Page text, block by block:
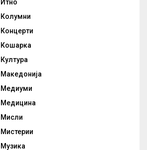
Итно
Колумни
Концерти
Кошарка
Култура
Македонија
Медиуми
Медицина
Мисли
Мистерии
Музика